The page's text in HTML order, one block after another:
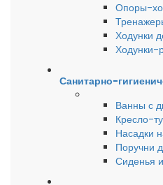
Опоры-
Ходунки
Ходунки-
Санитарно-
Ванны с
Кресло-
Насадки
Поручни
Сиденья